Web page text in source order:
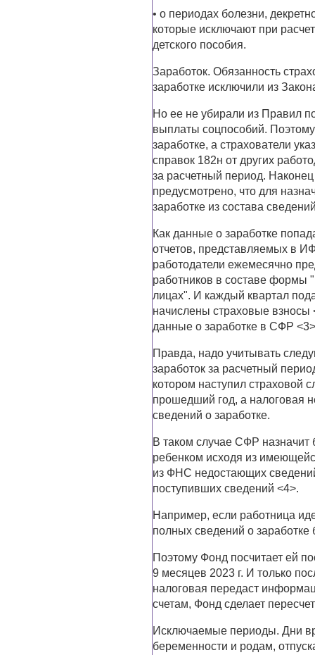
• о периодах болезни,
которые исключают при
детского пособия.
Заработок. Обязанность
заработке исключили из
Но ее не убирали из Правил
выплаты соцпособий.
заработке, а страхователи
справок 182н от других
за расчетный период.
предусмотрено, что для
заработке из состава
Как данные о заработке
отчетов, представляемых в
работодатели ежемесячно
работников в составе формы
лицах". И каждый квартал
начислены страховые взносы
данные о заработке в СФР
Правда, надо учитывать
заработок за расчетный
котором наступил страховой
прошедший год, а налоговая
сведений о заработке.
В таком случае СФР назначит
ребенком исходя из
из ФНС недостающих
поступивших сведений <4>.
Например, если работница
полных сведений о заработке
Поэтому Фонд посчитает ей
9 месяцев 2023 г. И только
налоговая передаст
счетам, Фонд сделает
Исключаемые периоды. Дни
беременности и родам,